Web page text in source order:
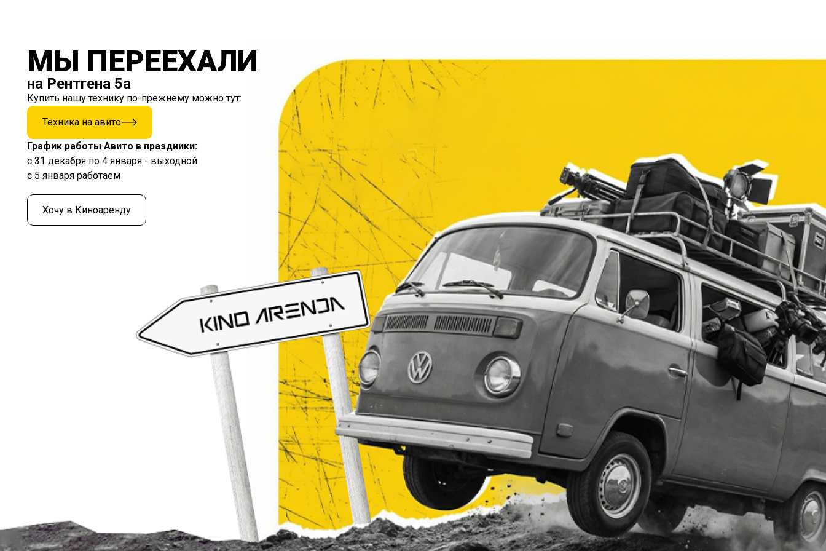
МЫ ПЕРЕЕХАЛИ
на Рентгена 5а
Купить нашу технику по-прежнему можно тут:
Техника на авито
График работы Авито в праздники:
с 31 декабря по 4 января - выходной
с 5 января работаем
Хочу в Киноаренду